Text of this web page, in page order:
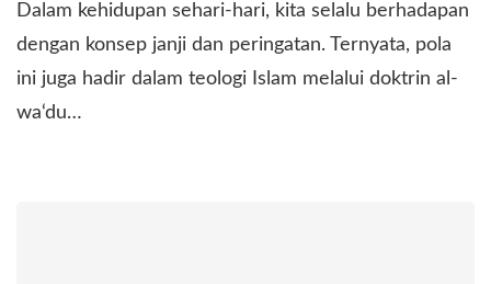
Dalam kehidupan sehari-hari, kita selalu berhadapan
dengan konsep janji dan peringatan. Ternyata, pola
ini juga hadir dalam teologi Islam melalui doktrin al-
wa‘du…